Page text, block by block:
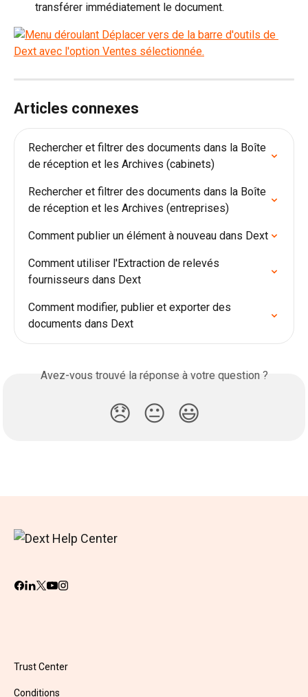
transférer immédiatement le document.
Articles connexes
Rechercher et filtrer des documents dans la Boîte
de réception et les Archives (cabinets)
Rechercher et filtrer des documents dans la Boîte
de réception et les Archives (entreprises)
Comment publier un élément à nouveau dans Dext
Comment utiliser l'Extraction de relevés
fournisseurs dans Dext
Comment modifier, publier et exporter des
documents dans Dext
Avez-vous trouvé la réponse à votre question ?
😞 😐 😃
Trust Center
Conditions